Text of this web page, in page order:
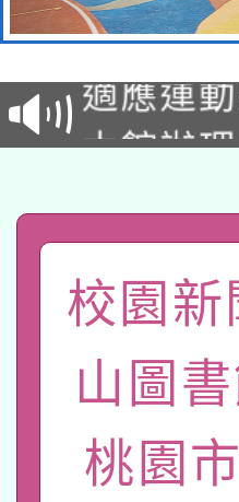
本校115
招甄選
招)
適應運
本館辦
礎課程
A3數位
「數位
pilot」
有關大
薪期間
轉知經
業技術
115年8
校園
山圖
桃園